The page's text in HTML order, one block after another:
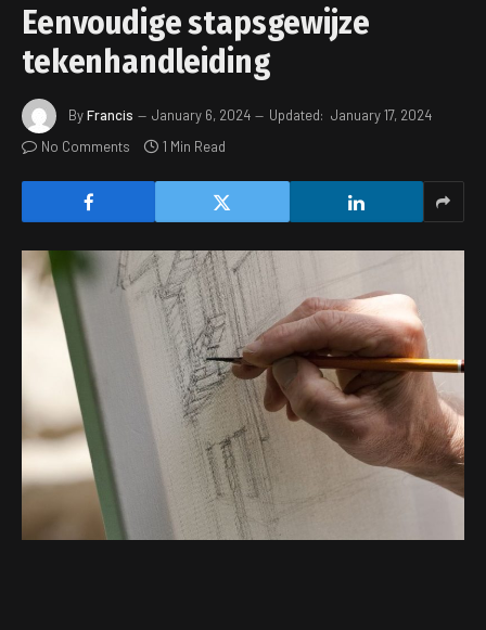
Eenvoudige stapsgewijze
tekenhandleiding
ByFrancis January 6, 2024 Updated: January 17, 2024
No Comments
1 Min Read